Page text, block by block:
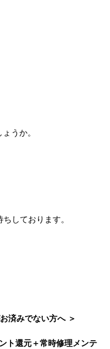
うか。
しております。
済みでない方へ ＞
ト還元＋常時修理メンテ